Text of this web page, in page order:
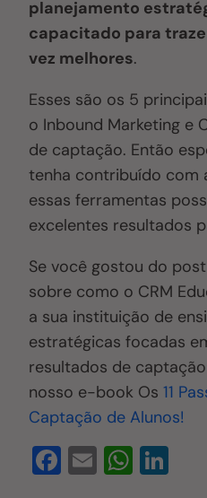
planejamento
capacitado para
vez melhores.
Esses são os 5
o Inbound Marketing e
de captação. Então
tenha contribuído com
essas ferramentas
excelentes resultados
Se você gostou do
sobre como o CRM
a sua instituição de
estratégicas focadas
resultados de
nosso e-book Os11
Captação de Alunos!
F E W